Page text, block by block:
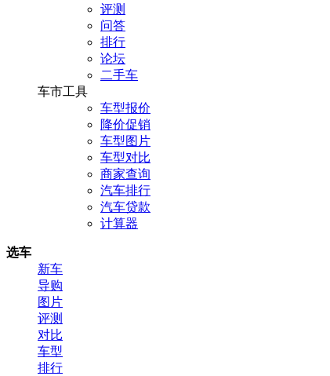
评测
问答
排行
论坛
二手车
车市工具
车型报价
降价促销
车型图片
车型对比
商家查询
汽车排行
汽车贷款
计算器
选车
新车
导购
图片
评测
对比
车型
排行